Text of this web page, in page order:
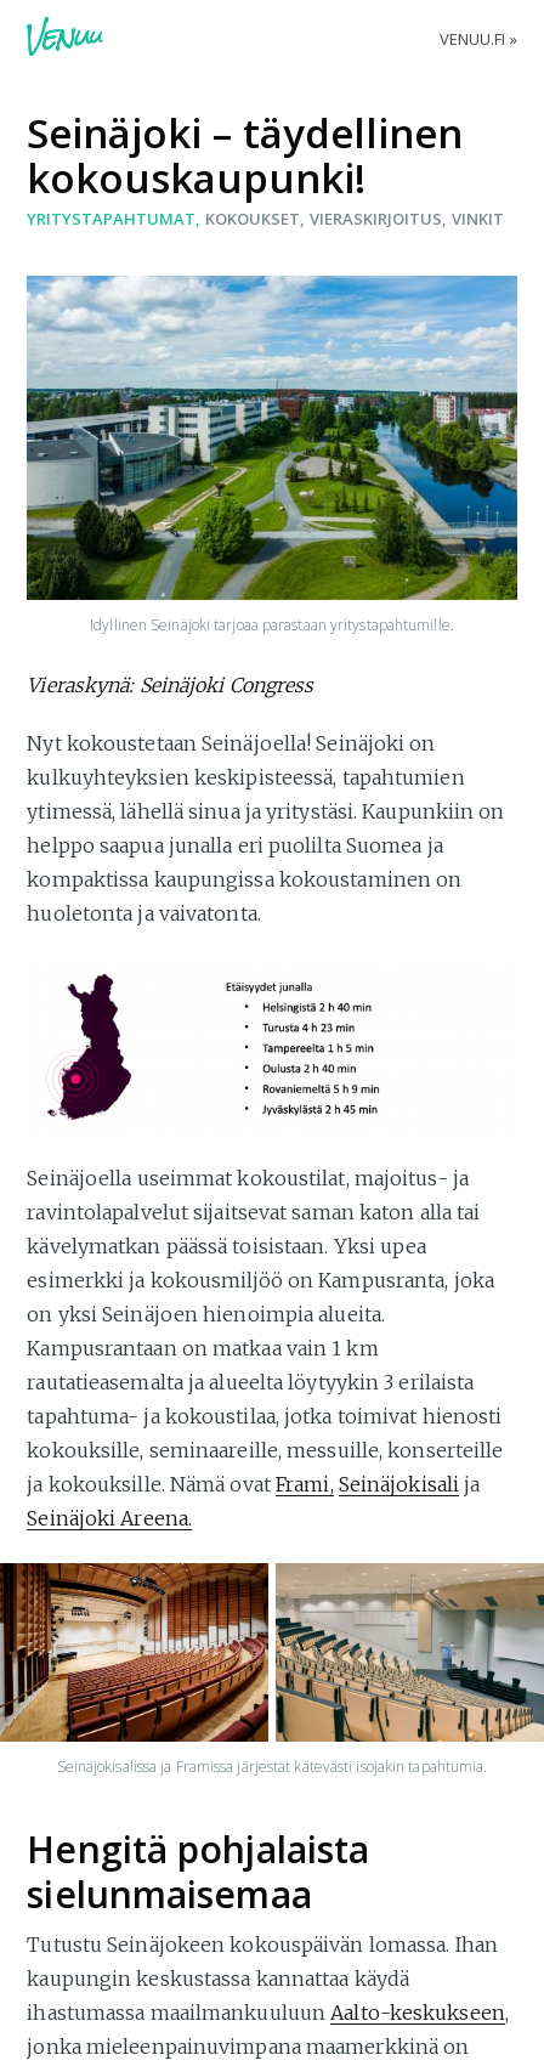
VENUU.FI
Seinäjoki – täydellinen
kokouskaupunki!
YRITYSTAPAHTUMAT KOKOUKSET VIERASKIRJOITUS VINKIT
Idyllinen Seinäjoki tarjoaa parastaan yritystapahtumille.
Vieraskynä: Seinäjoki Congress
Nyt kokoustetaan Seinäjoella! Seinäjoki on
kulkuyhteyksien keskipisteessä, tapahtumien
ytimessä, lähellä sinua ja yritystäsi. Kaupunkiin on
helppo saapua junalla eri puolilta Suomea ja
kompaktissa kaupungissa kokoustaminen on
huoletonta ja vaivatonta.
Seinäjoella useimmat kokoustilat, majoitus- ja
ravintolapalvelut sijaitsevat saman katon alla tai
kävelymatkan päässä toisistaan. Yksi upea
esimerkki ja kokousmiljöö on Kampusranta, joka
on yksi Seinäjoen hienoimpia alueita.
Kampusrantaan on matkaa vain 1 km
rautatieasemalta ja alueelta löytyykin 3 erilaista
tapahtuma- ja kokoustilaa, jotka toimivat hienosti
kokouksille, seminaareille, messuille, konserteille
ja kokouksille. Nämä ovat Frami, Seinäjokisali ja
Seinäjoki Areena.
Seinäjokisalissa ja Framissa järjestät kätevästi isojakin tapahtumia.
Hengitä pohjalaista
sielunmaisemaa
Tutustu Seinäjokeen kokouspäivän lomassa. Ihan
kaupungin keskustassa kannattaa käydä
ihastumassa maailmankuuluunAalto-keskukseen,
jonka mieleenpainuvimpana maamerkkinä on